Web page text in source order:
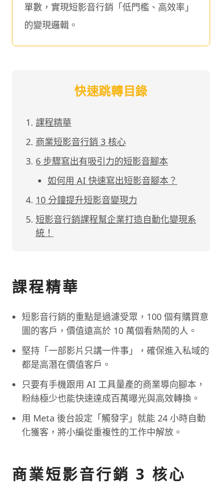
單數，實現短影音行銷「低門檻、高效率」
的變現邏輯。
快速跳轉目錄
課程精華
商業短影音行銷 3 核心
6 步驟寫出有吸引力的短影音腳本
如何用 AI 快速寫出短影音腳本？
10 分鐘提升短影音變現力
短影音行銷課程幫企業打造自動化變現系
統！
課程精華
短影音行銷的重點是過濾受眾，100 個有購買意
圖的客戶，價值遠高於 10 萬個看熱鬧的人。
堅持「一部影片只講一件事」，確保進入私域的
都是高潛在價值客戶。
只要有手機跟用 AI 工具量產的商業導向腳本，
粉絲極少也能快速達成百萬曝光與高效轉換。
用 Meta 後台設定「觸發字」就能 24 小時自動
化獲客，將小編從重複性的工作中解放。
商業短影音行銷 3 核心